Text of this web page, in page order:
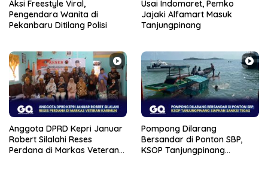
Aksi Freestyle Viral,
Pengendara Wanita di
Pekanbaru Ditilang Polisi
Usai Indomaret, Pemko
Jajaki Alfamart Masuk
Tanjungpinang
Anggota DPRD Kepri Januar
Robert Silalahi Reses
Perdana di Markas Veteran
Pompong Dilarang
Bersandar di Ponton SBP,
KSOP Tanjungpinang